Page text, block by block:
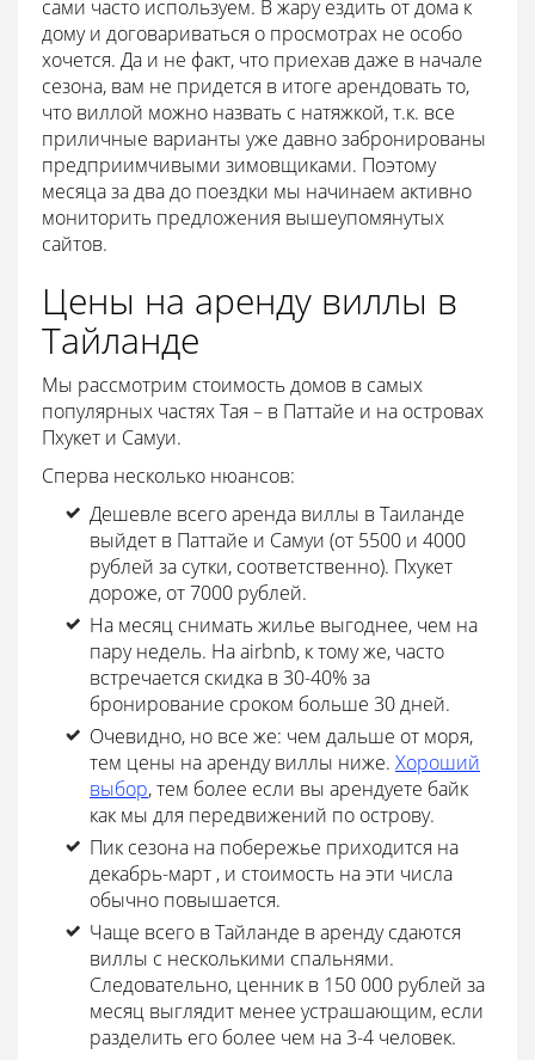
сами часто используем. В жару ездить от дома к
дому и договариваться о просмотрах не особо
хочется. Да и не факт, что приехав даже в начале
сезона, вам не придется в итоге арендовать то,
что виллой можно назвать с натяжкой, т.к. все
приличные варианты уже давно забронированы
предприимчивыми зимовщиками. Поэтому
месяца за два до поездки мы начинаем активно
мониторить предложения вышеупомянутых
сайтов.
Цены на аренду виллы в
Тайланде
Мы рассмотрим стоимость домов в самых
популярных частях Тая – в Паттайе и на островах
Пхукет и Самуи.
Сперва несколько нюансов:
Дешевле всего аренда виллы в Таиланде
выйдет в Паттайе и Самуи (от 5500 и 4000
рублей за сутки, соответственно). Пхукет
дороже, от 7000 рублей.
На месяц снимать жилье выгоднее, чем на
пару недель. На airbnb, к тому же, часто
встречается скидка в 30-40% за
бронирование сроком больше 30 дней.
Очевидно, но все же: чем дальше от моря,
тем цены на аренду виллы ниже. Хороший
выбор, тем более если вы арендуете байк
как мы для передвижений по острову.
Пик сезона на побережье приходится на
декабрь-март , и стоимость на эти числа
обычно повышается.
Чаще всего в Тайланде в аренду сдаются
виллы с несколькими спальнями.
Следовательно, ценник в 150 000 рублей за
месяц выглядит менее устрашающим, если
разделить его более чем на 3-4 человек.